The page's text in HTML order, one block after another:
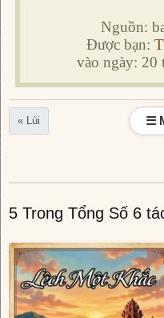
Nguồn:
Được bạn:
vào ngày: 20
« Lùi ☰
5 Trong Tổng Số 6